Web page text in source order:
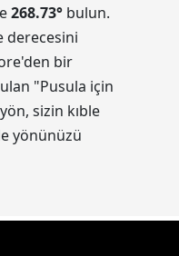
268.73° bulun.
derecesini
bir
"Pusula için
sizin kıble
yönünüzü